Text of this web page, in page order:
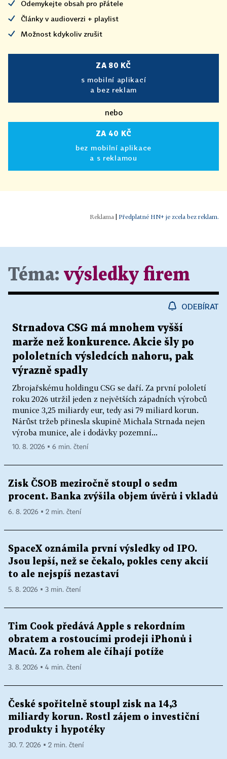
Odemykejte obsah pro přátele
Články v audioverzi + playlist
Možnost kdykoliv zrušit
ZA 80 KČ
s mobilní aplikací
a bez reklam
nebo
ZA 40 KČ
bez mobilní aplikace
a s reklamou
| Předplatné HN+ je zcela bez reklam.
Téma: výsledky firem
ODEBÍRAT
Strnadova CSG má mnohem vyšší
marže než konkurence. Akcie šly po
pololetních výsledcích nahoru, pak
výrazně spadly
Zbrojařskému holdingu CSG se daří. Za první pololetí
roku 2026 utržil jeden z největších západních výrobců
munice 3,25 miliardy eur, tedy asi 79 miliard korun.
Nárůst tržeb přinesla skupině Michala Strnada nejen
výroba munice, ale i dodávky pozemní...
10. 8. 2026 ▪ 6 min. čtení
Zisk ČSOB meziročně stoupl o sedm
procent. Banka zvýšila objem úvěrů i vkladů
6. 8. 2026 ▪ 2 min. čtení
SpaceX oznámila první výsledky od IPO.
Jsou lepší, než se čekalo, pokles ceny akcií
to ale nejspíš nezastaví
5. 8. 2026 ▪ 3 min. čtení
Tim Cook předává Apple s rekordním
obratem a rostoucími prodeji iPhonů i
Maců. Za rohem ale číhají potíže
3. 8. 2026 ▪ 4 min. čtení
České spořitelně stoupl zisk na 14,3
miliardy korun. Rostl zájem o investiční
produkty i hypotéky
30. 7. 2026 ▪ 2 min. čtení